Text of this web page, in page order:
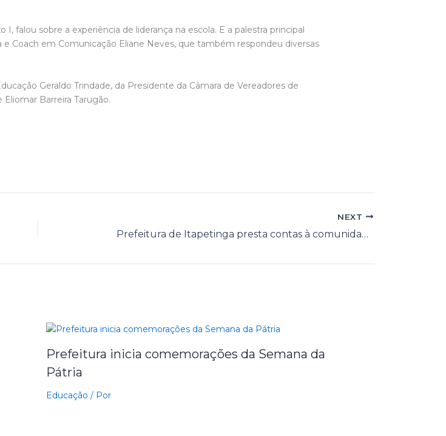
falou sobre a experiência de liderança na escola. E a palestra principal
Coach em Comunicação Eliane Neves, que também respondeu diversas
Geraldo Trindade, da Presidente da Câmara de Vereadores de
Barreira Tarugão.
NEXT
Prefeitura de Itapetinga presta contas à comunidade
Prefeitura inicia comemorações da Semana da
Pátria
Educação / Por